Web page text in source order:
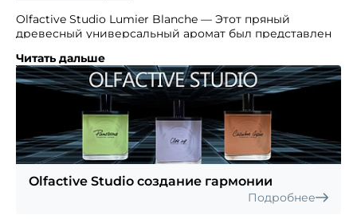
Olfactive Studio Lumier Blanche — Этот пряный
древесный универсальный аромат был представлен
Чувственный, древесно-пряный аромат заключен
в молочно-белый флакон, увенчанный простым
колпачком. Автор букета — парфюмер Sidonie
Lancesseur. Парфюмерная композиция аромата
открывается начальными нотами корицы, звездчатого
аниса и кардамона, которые дополняются
сердечными нотами кашемирового дерева, миндаля
и ириса. Завершается композиция шлейфовыми
нотами сандалового дерева, редкого белого кедра,
Читать дальше
Olfactive Studio создание гармонии
Подробнее